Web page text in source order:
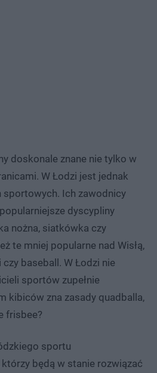
doskonale znane nie tylko w
W Łodzi jest jednak
sportowych. Ich zawodnicy
dyscypliny
nożna, siatkówka czy
te mniej popularne nad Wisłą,
baseball. W Łodzi nie
sportów zupełnie
kibiców zna zasady quadballa,
frisbee?
sportu
będą w stanie rozwiązać